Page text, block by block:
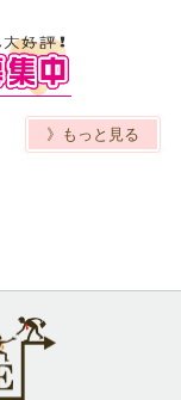
》もっと見る